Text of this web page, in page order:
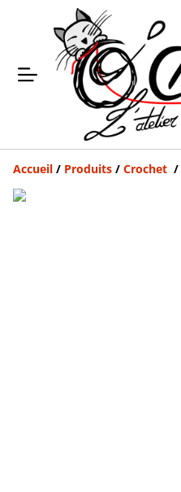
Accueil / Produits / Crochet /